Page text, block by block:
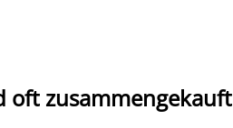
oft zusammengekauft